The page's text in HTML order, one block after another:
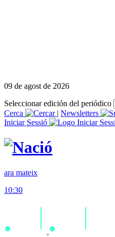
09 de agost de 2026
Seleccionar edición del periódico
Cerca
| Newsletters
Iniciar Sessió
ara mateix
10:30